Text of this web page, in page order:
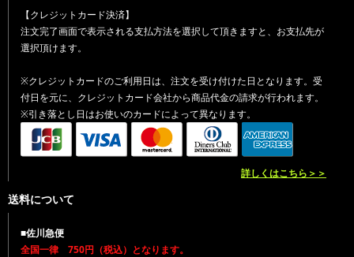
【クレジットカード決済】
注文完了画面で表示される支払方法を選択して頂きますと、お支払先が
選択頂けます。
※クレジットカードのご利用日は、注文を受け付けた日となります。受
付日を元に、クレジットカード会社から商品代金の請求が行われます。
※引き落とし日はお使いのカードによって異なります。
詳しくはこちら＞＞
送料について
■佐川急便
全国一律 750円（税込）となります。